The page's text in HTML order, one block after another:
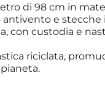
di 98 cm in
e
con custodia e
riciclata,